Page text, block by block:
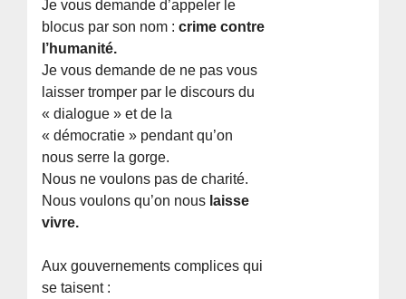
Je vous demande d’appeler le
blocus par son nom :crime contre
l’humanité.
Je vous demande de ne pas vous
laisser tromper par le discours du
« dialogue » et de la
« démocratie » pendant qu’on
nous serre la gorge.
Nous ne voulons pas de charité.
Nous voulons qu’on nous laisse
vivre.
Aux gouvernements complices qui
se taisent :